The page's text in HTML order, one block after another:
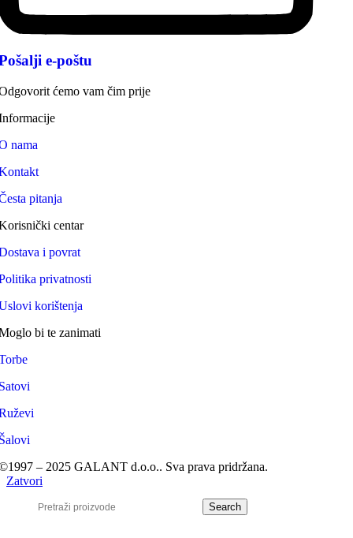
e-poštu
ćemo vam čim prije
nama
pitanja
centar
i povrat
privatnosti
korištenja
bi te zanimati
– 2025 GALANT d.o.o.. Sva prava pridržana.
Zatvori
Search